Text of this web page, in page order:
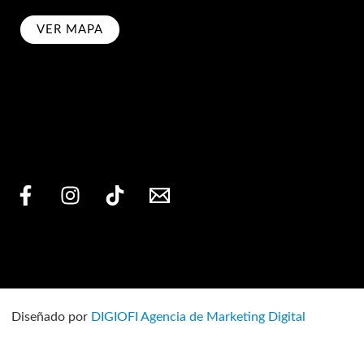
VER MAPA
Diseñado por DIGIOFI Agencia de Marketing Digital